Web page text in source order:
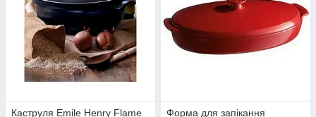
Каструля Emile Henry Flame
Форма для запікання